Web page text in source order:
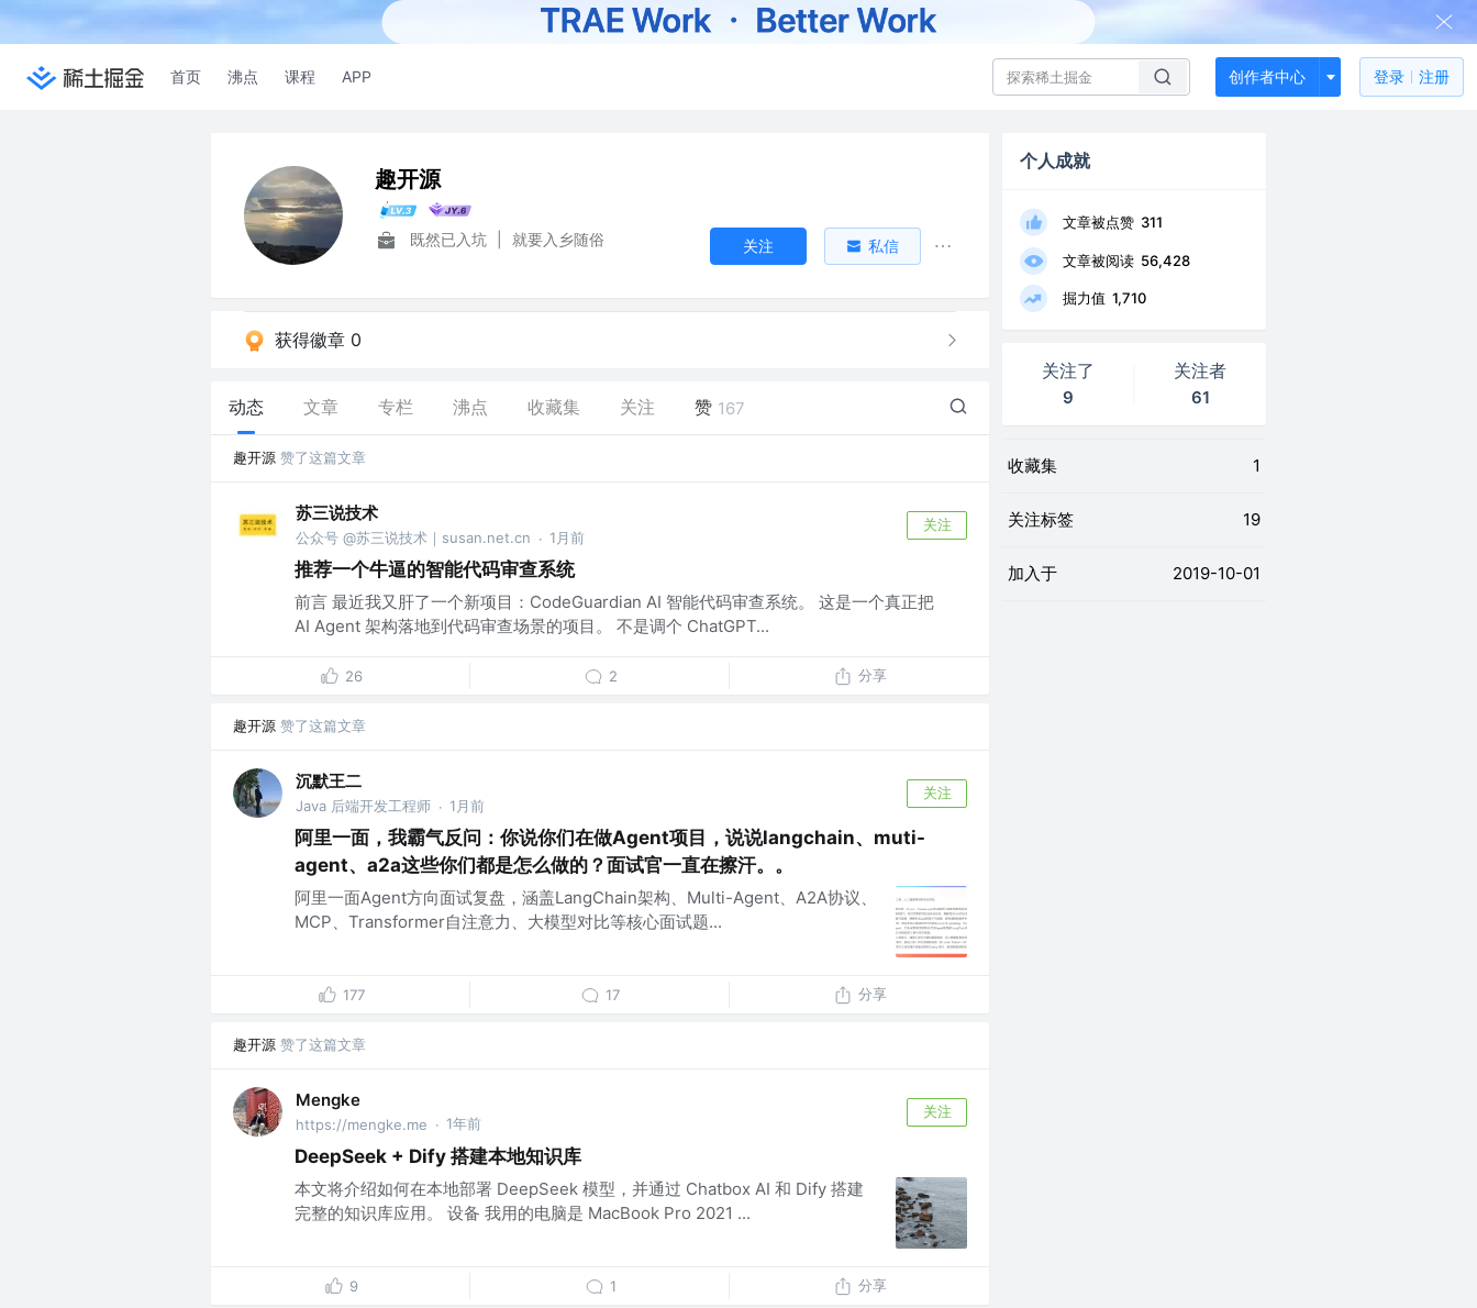
首页 沸点 课程 APP 创作者中心 登录 注册
趣开源
既然已入坑 就要入乡随俗 关注 私信
获得徽章 0
动态 文章 专栏 沸点 收藏集 关注 赞 167
趣开源 赞了这篇文章
苏三说技术
公众号 @苏三说技术｜susan.net.cn · 1月前
关注
推荐一个牛逼的智能代码审查系统
前言 最近我又肝了一个新项目：CodeGuardian AI 智能代码审查系统。 这是一个真正把
AI Agent 架构落地到代码审查场景的项目。 不是调个 ChatGPT...
26 2 分享
趣开源 赞了这篇文章
沉默王二
Java 后端开发工程师 · 1月前
关注
阿里一面，我霸气反问：你说你们在做Agent项目，说说langchain、muti-
agent、a2a这些你们都是怎么做的？面试官一直在擦汗。。
阿里一面Agent方向面试复盘，涵盖LangChain架构、Multi-Agent、A2A协议、
MCP、Transformer自注意力、大模型对比等核心面试题...
177 17 分享
趣开源 赞了这篇文章
Mengke
https://mengke.me · 1年前
关注
DeepSeek + Dify 搭建本地知识库
本文将介绍如何在本地部署 DeepSeek 模型，并通过 Chatbox AI 和 Dify 搭建
完整的知识库应用。 设备 我用的电脑是 MacBook Pro 2021 ...
9 1 分享
个人成就
文章被点赞 311
文章被阅读 56,428
掘力值 1,710
关注了
9
关注者
61
收藏集 1
关注标签 19
加入于 2019-10-01